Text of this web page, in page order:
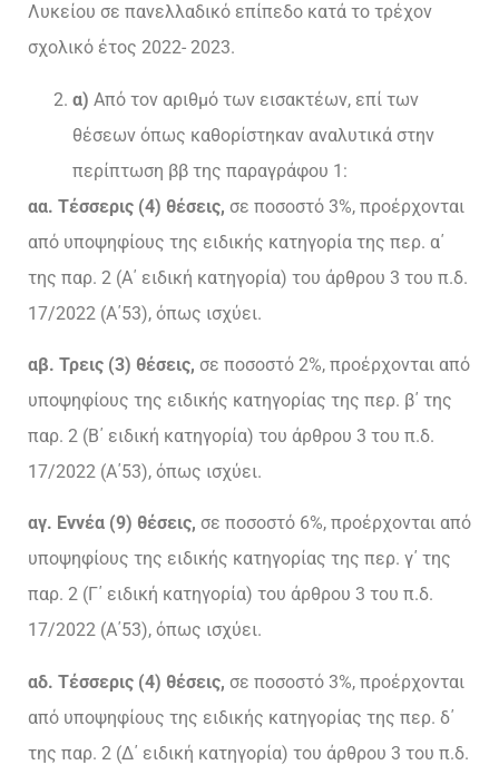
Λυκείου σε πανελλαδικό επίπεδο κατά το τρέχον
σχολικό έτος 2022- 2023.
α) Από τον αριθμό των εισακτέων, επί των
θέσεων όπως καθορίστηκαν αναλυτικά στην
περίπτωση ββ της παραγράφου 1:
αα. Τέσσερις (4) θέσεις, σε ποσοστό 3%, προέρχονται
από υποψηφίους της ειδικής κατηγορία της περ. α΄
της παρ. 2 (Α΄ ειδική κατηγορία) του άρθρου 3 του π.δ.
17/2022 (Α΄53), όπως ισχύει.
αβ. Τρεις (3) θέσεις, σε ποσοστό 2%, προέρχονται από
υποψηφίους της ειδικής κατηγορίας της περ. β΄ της
παρ. 2 (Β΄ ειδική κατηγορία) του άρθρου 3 του π.δ.
17/2022 (Α΄53), όπως ισχύει.
αγ. Εννέα (9) θέσεις, σε ποσοστό 6%, προέρχονται από
υποψηφίους της ειδικής κατηγορίας της περ. γ΄ της
παρ. 2 (Γ΄ ειδική κατηγορία) του άρθρου 3 του π.δ.
17/2022 (Α΄53), όπως ισχύει.
αδ. Τέσσερις (4) θέσεις, σε ποσοστό 3%, προέρχονται
από υποψηφίους της ειδικής κατηγορίας της περ. δ΄
της παρ. 2 (Δ΄ ειδική κατηγορία) του άρθρου 3 του π.δ.